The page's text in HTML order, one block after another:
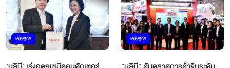
เศรษฐกิจ เศรษฐกิจ